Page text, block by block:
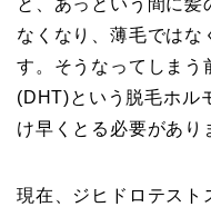
と、あっという間に髪
なくなり、薄毛ではな
す。そうなってしまう
(DHT)という脱毛ホル
け早くとる必要があり
現在、ジヒドロテスト